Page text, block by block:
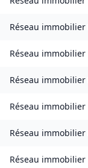
Réseau immobilier
Réseau immobilier
Réseau immobilier
Réseau immobilier
Réseau immobilier
Réseau immobilier